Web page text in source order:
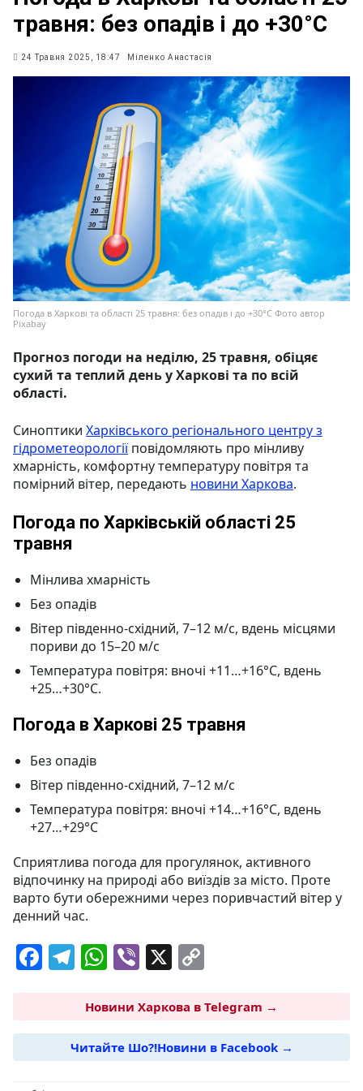
травня: без опадів і до +30°C
24 Травня 2025, 18:47 Міленко Анастасія
Погода в Харкові та області 25 травня: без опадів і до +30°C Фото автор
Pixabay
Прогноз погоди на неділю, 25 травня, обіцяє
сухий та теплий день у Харкові та по всій
області.
Синоптики Харківського регіонального центру з
гідрометеорологіїповідомляють про мінливу
хмарність, комфортну температуру повітря та
помірний вітер, передають новини Харкова.
Погода по Харківській області 25
травня
Мінлива хмарність
Без опадів
Вітер південно-східний, 7–12 м/с, вдень місцями
пориви до 15–20 м/с
Температура повітря: вночі +11…+16°C, вдень
+25…+30°C.
Погода в Харкові 25 травня
Без опадів
Вітер південно-східний, 7–12 м/с
Температура повітря: вночі +14…+16°C, вдень
+27…+29°C
Сприятлива погода для прогулянок, активного
відпочинку на природі або виїздів за місто. Проте
варто бути обережними через поривчастий вітер у
денний час.
F
e
b
T
e
g
ra
W
at
s
A
Vi
er
X
p
y
Li
Новини Харкова в Telegram →
Читайте Шо?!Новини в Facebook →